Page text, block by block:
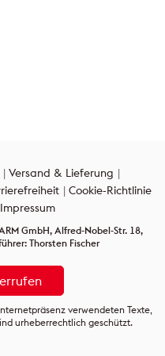
Versand & Lieferung
Cookie-Richtlinie
Impressum
GmbH, Alfred-Nobel-Str. 18,
Thorsten Fischer
verwendeten Texte,
urheberrechtlich geschützt.